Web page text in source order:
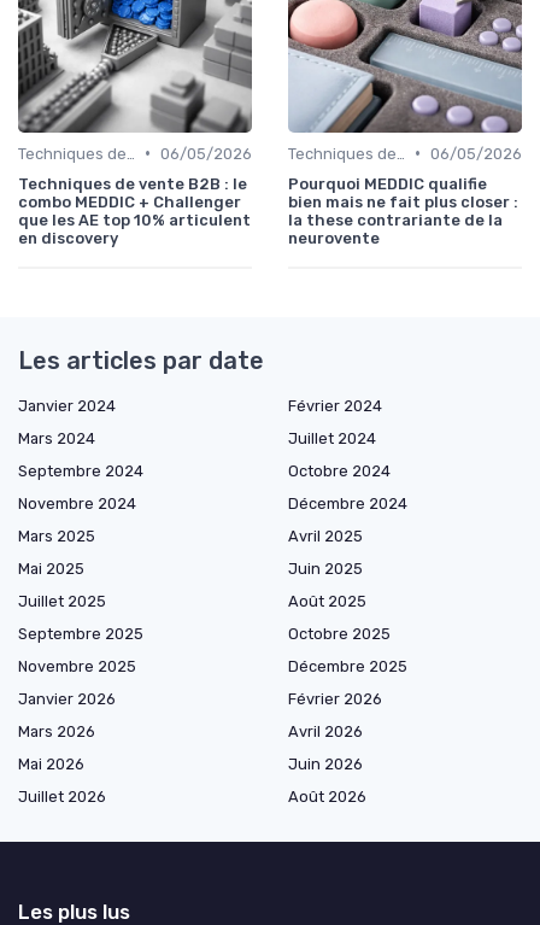
• 06/05/2026
Techniques de vente B2B : le
combo MEDDIC + Challenger
que les AE top 10% articulent
en discovery
• 06/05/2026
Pourquoi MEDDIC qualifie
bien mais ne fait plus closer :
la these contrariante de la
neurovente
Les articles par date
Janvier 2024
Février 2024
Mars 2024
Juillet 2024
Septembre 2024
Octobre 2024
Novembre 2024
Décembre 2024
Mars 2025
Avril 2025
Mai 2025
Juin 2025
Juillet 2025
Août 2025
Septembre 2025
Octobre 2025
Novembre 2025
Décembre 2025
Janvier 2026
Février 2026
Mars 2026
Avril 2026
Mai 2026
Juin 2026
Juillet 2026
Août 2026
Les plus lus